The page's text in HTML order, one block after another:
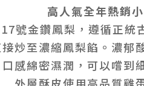
高人氣全年熱銷
號金鑽鳳梨，遵循正統
炒至濃縮鳳梨餡。濃郁
口感綿密濕潤，可以嚐到
外層酥皮使用高品質雞